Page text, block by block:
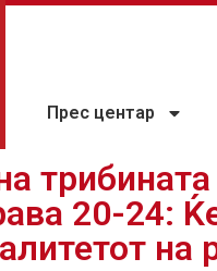
Прес центар
20-24:
на